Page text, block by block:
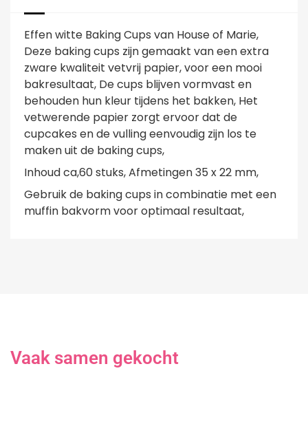
Effen witte Baking Cups van House of Marie,
Deze baking cups zijn gemaakt van een extra
zware kwaliteit vetvrij papier, voor een mooi
bakresultaat, De cups blijven vormvast en
behouden hun kleur tijdens het bakken, Het
vetwerende papier zorgt ervoor dat de
cupcakes en de vulling eenvoudig zijn los te
maken uit de baking cups,
Inhoud ca,60 stuks, Afmetingen 35 x 22 mm,
Gebruik de baking cups in combinatie met een
muffin bakvorm voor optimaal resultaat,
Vaak samen gekocht